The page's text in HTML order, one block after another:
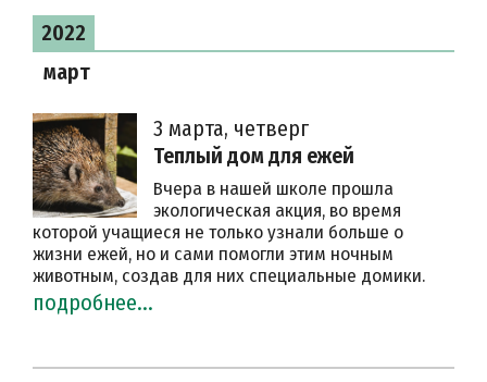
2022
март
3 марта, четверг
Теплый дом для ежей
Вчера в нашей школе прошла
экологическая акция, во время
которой учащиеся не только узнали больше о
жизни ежей, но и сами помогли этим ночным
животным, создав для них специальные домики.
подробнее...